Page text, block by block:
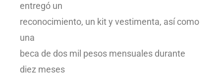
entregó un
reconocimiento, un kit y vestimenta, así como
una
beca de dos mil pesos mensuales durante
diez meses